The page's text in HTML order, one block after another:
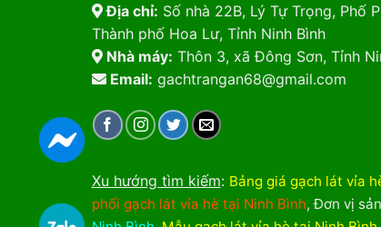
Địa chỉ: Số nhà 22B, Lý Tự Trọng, Phố
Thành phố Hoa Lư, Tỉnh Ninh Bình
Nhà máy: Thôn 3, xã Đông Sơn, Tỉnh
Email: gachtrangan68@gmail.com
Xu hướng tìm kiếm: Bảng giá gạch lát vỉa
phối gạch lát vỉa hè tại Ninh Bình,Đơn vị